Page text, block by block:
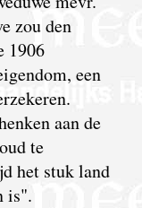
zou den
1906
een
aan de
te
het stuk land
is".